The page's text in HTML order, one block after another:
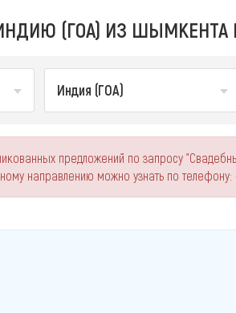
(ГОА) ИЗ ШЫМКЕНТА
Индия (ГОА)
предложений по запросу
направлению можно узнать по телефону: